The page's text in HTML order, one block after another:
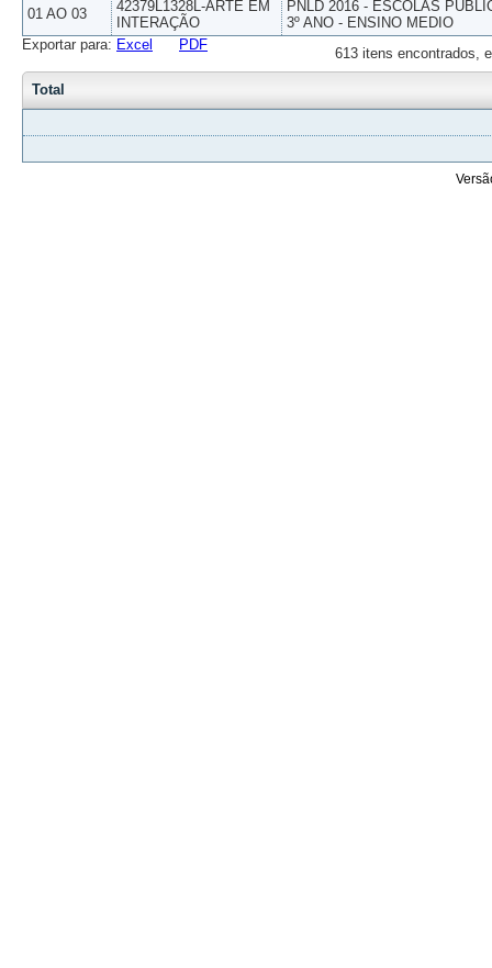
01 AO 03
42379L1328L-ARTE EM
INTERAÇÃO
PNLD 2016 - ESCOLAS
3º ANO - ENSINO MEDIO
613 itens encontrados,
Exportar para: Excel PDF
Total